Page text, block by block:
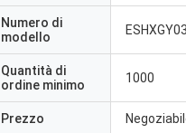
Numero di
modello
Quantità di
ordine minimo
1000
Prezzo